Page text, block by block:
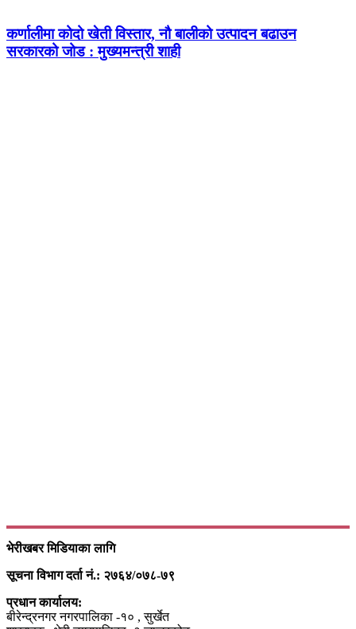
कर्णालीमा कोदो खेती विस्तार, नौ बालीको उत्पादन बढाउन
सरकारको जोड : मुख्यमन्त्री शाही
भेरीखबर मिडियाका लागि
सूचना विभाग दर्ता नं.: २७६४/०७८-७९
प्रधान कार्यालय:
बीरेन्द्रनगर नगरपालिका -१० , सुर्खेत